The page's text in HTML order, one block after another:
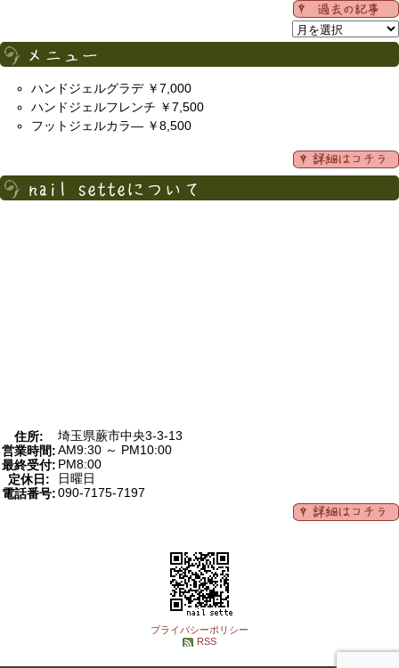
ハンドジェルグラデ ￥7,000
ハンドジェルフレンチ ￥7,500
フットジェルカラ― ￥8,500
住所:
埼玉県蕨市中央3-3-13
営業時間:AM9:30 ～ PM10:00
最終受付: PM8:00
定休日:
日曜日
電話番号:090-7175-7197
プライバシーポリシー
RSS